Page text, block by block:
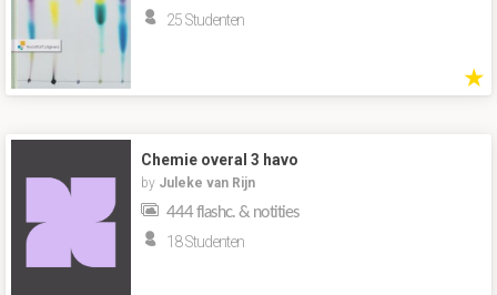
★
25 Studenten
Chemie overal 3 havo
by Juleke van Rijn
444 flashc. & notities
18 Studenten